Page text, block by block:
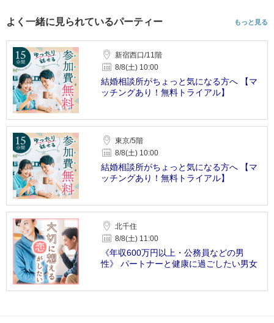
よく一緒に見られているパーティー もっと見る
新宿西口/11階
8/8(土) 10:00
結婚相談所がちょっと気になる方へ 【マ
ッチングあり！無料トライアル】
東京/5階
8/8(土) 10:00
結婚相談所がちょっと気になる方へ 【マ
ッチングあり！無料トライアル】
北千住
8/8(土) 11:00
《年収600万円以上・公務員などの男
性》 パートナーと健康に過ごしたい男女